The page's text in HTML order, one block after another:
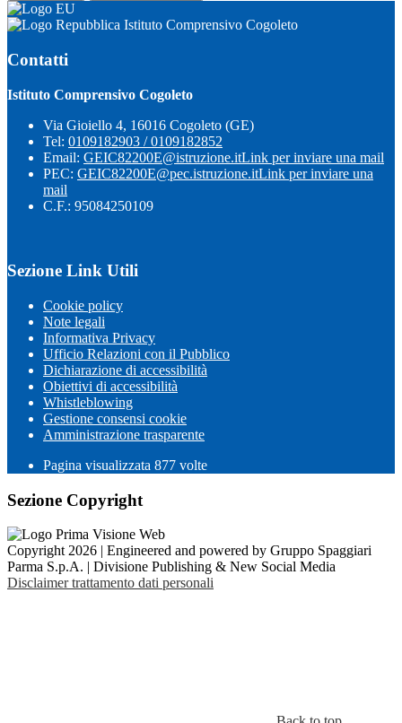
Istituto Comprensivo Cogoleto
Contatti
Istituto Comprensivo Cogoleto
Via Gioiello 4, 16016 Cogoleto (GE)
Tel: 0109182903 / 0109182852
Email: GEIC82200E@istruzione.itLink per inviare una mail
PEC: GEIC82200E@pec.istruzione.itLink per inviare una
mail
C.F.: 95084250109
Sezione Link Utili
Cookie policy
Note legali
Informativa Privacy
Ufficio Relazioni con il Pubblico
Dichiarazione di accessibilità
Obiettivi di accessibilità
Whistleblowing
Gestione consensi cookie
Amministrazione trasparente
Pagina visualizzata 877 volte
Sezione Copyright
Copyright 2026 | Engineered and powered by Gruppo Spaggiari
Parma S.p.A. | Divisione Publishing & New Social Media
Disclaimer trattamento dati personali